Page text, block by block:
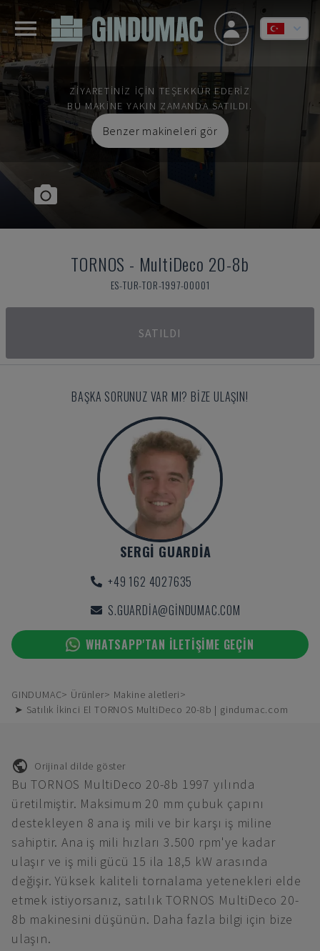
ZIYARETINIZ IÇIN TEŞEKKÜR EDERIZ
BU MAKINE YAKIN ZAMANDA SATILDI.
Benzer makineleri gör
TORNOS - MultiDeco 20-8b
ES-TUR-TOR-1997-00001
SATILDI
BAŞKA SORUNUZ VAR MI? BIZE ULAŞIN!
SERGI GUARDIA
+49 162 4027635
S.GUARDIA@GINDUMAC.COM
WHATSAPP'TAN ILETIŞIME GEÇIN
GINDUMAC Ürünler
Makine aletleri
➤ Satılık İkinci El TORNOS MultiDeco 20-8b | gindumac.com
Orijinal dilde göster
Bu TORNOS MultiDeco 20-8b 1997 yılında
üretilmiştir. Maksimum 20 mm çubuk çapını
destekleyen 8 ana iş mili ve bir karşı iş miline
sahiptir. Ana iş mili hızları 3.500 rpm'ye kadar
ulaşır ve iş mili gücü 15 ila 18,5 kW arasında
değişir. Yüksek kaliteli tornalama yetenekleri elde
etmek istiyorsanız, satılık TORNOS MultiDeco 20-
8b makinesini düşünün. Daha fazla bilgi için bize
ulaşın.